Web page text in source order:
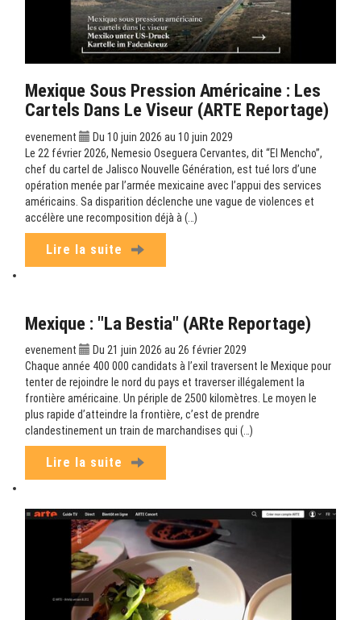
Mexique Sous Pression Américaine : Les
Cartels Dans Le Viseur (ARTE Reportage)
evenement
Du 10 juin 2026 au 10 juin 2029
Le 22 février 2026, Nemesio Oseguera Cervantes, dit “El Mencho”,
chef du cartel de Jalisco Nouvelle Génération, est tué lors d’une
opération menée par l’armée mexicaine avec l’appui des services
américains. Sa disparition déclenche une vague de violences et
accélère une recomposition déjà à (…)
Lire la suite
Mexique : "La Bestia" (ARte Reportage)
evenement
Du 21 juin 2026 au 26 février 2029
Chaque année 400 000 candidats à l’exil traversent le Mexique pour
tenter de rejoindre le nord du pays et traverser illégalement la
frontière américaine. Un périple de 2500 kilomètres. Le moyen le
plus rapide d’atteindre la frontière, c’est de prendre
clandestinement un train de marchandises qui (…)
Lire la suite